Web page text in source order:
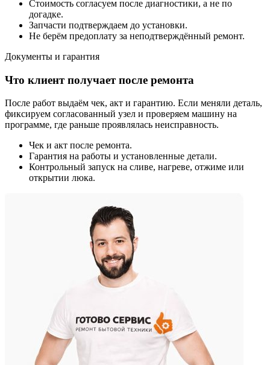
Стоимость согласуем после диагностики, а не по
догадке.
Запчасти подтверждаем до установки.
Не берём предоплату за неподтверждённый ремонт.
Документы и гарантия
Что клиент получает после ремонта
После работ выдаём чек, акт и гарантию. Если меняли деталь,
фиксируем согласованный узел и проверяем машину на
программе, где раньше проявлялась неисправность.
Чек и акт после ремонта.
Гарантия на работы и установленные детали.
Контрольный запуск на сливе, нагреве, отжиме или
открытии люка.